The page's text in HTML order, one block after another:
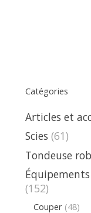
Catégories
Articles et
Scies (61)
Tondeuse
(152)
Couper (48)